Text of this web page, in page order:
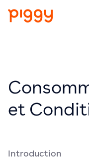
Ressources
Entreprise
et
Introduction